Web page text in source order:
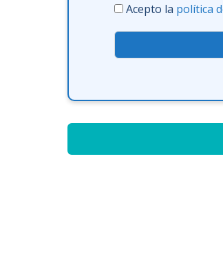
Acepto la política